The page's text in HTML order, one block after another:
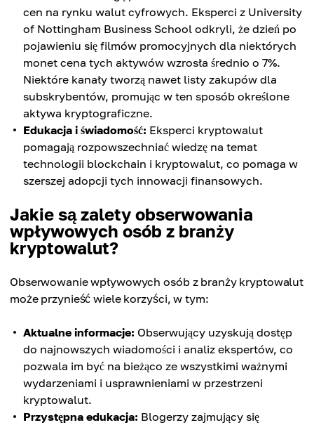
cen na rynku walut cyfrowych. Eksperci z University
of Nottingham Business School odkryli, że dzień po
pojawieniu się filmów promocyjnych dla niektórych
monet cena tych aktywów wzrosła średnio o 7%.
Niektóre kanały tworzą nawet listy zakupów dla
subskrybentów, promując w ten sposób określone
aktywa kryptograficzne.
Edukacja i świadomość: Eksperci kryptowalut
pomagają rozpowszechniać wiedzę na temat
technologii blockchain i kryptowalut, co pomaga w
szerszej adopcji tych innowacji finansowych.
Jakie są zalety obserwowania
wpływowych osób z branży
kryptowalut?
Obserwowanie wpływowych osób z branży kryptowalut
może przynieść wiele korzyści, w tym:
Aktualne informacje: Obserwujący uzyskują dostęp
do najnowszych wiadomości i analiz ekspertów, co
pozwala im być na bieżąco ze wszystkimi ważnymi
wydarzeniami i usprawnieniami w przestrzeni
kryptowalut.
Przystępna edukacja: Blogerzy zajmujący się